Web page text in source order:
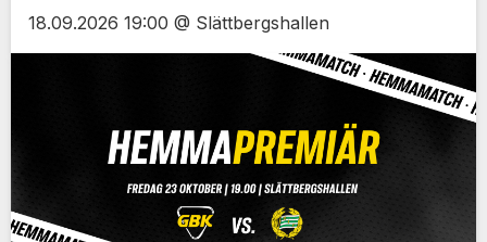
18.09.2026 19:00 @ Slättbergshallen